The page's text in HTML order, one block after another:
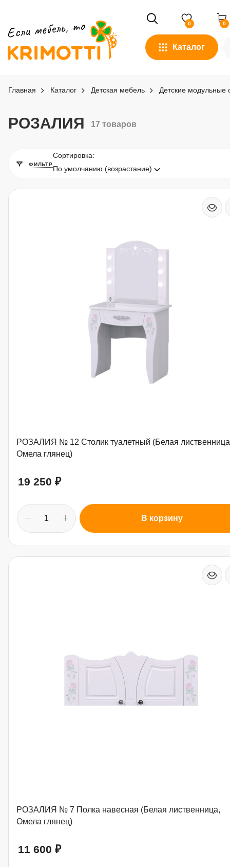
0 0
Каталог
Главная Каталог Детская мебель Детские модульные
РОЗАЛИЯ 17 товаров
ФИЛЬТР
Сортировка:
По умолчанию (возрастание)
РОЗАЛИЯ № 12 Столик туалетный (Белая
Омела глянец)
19 250 ₽
В корзину
РОЗАЛИЯ № 7 Полка навесная (Белая лиственница,
Омела глянец)
11 600 ₽